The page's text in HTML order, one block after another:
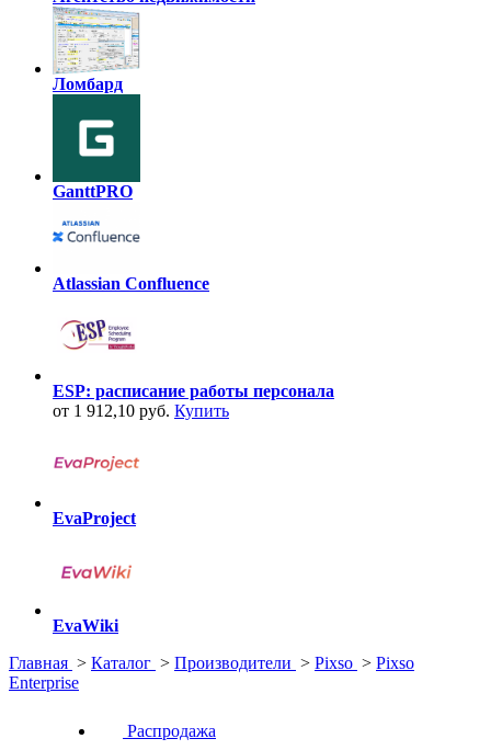
Ломбард
GanttPRO
Atlassian Confluence
ESP: расписание работы персонала
от 1 912,10 руб. Купить
EvaProject
EvaWiki
Главная > Каталог > Производители > Pixso > Pixso
Enterprise
Распродажа